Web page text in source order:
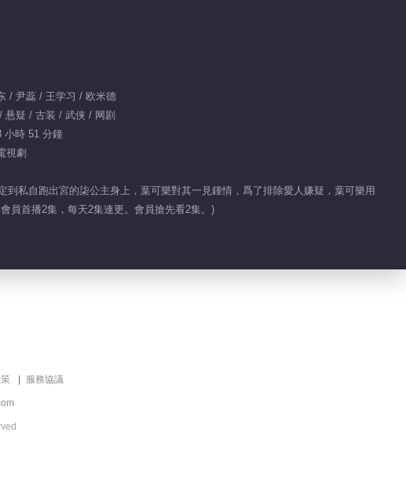
插曲
/ 尹蕊 / 王学习 / 欧米德
悬疑 / 古装 / 武侠 / 网剧
小時 51 分鐘
視劇
私自跑出宮的柒公主身上，葉可樂對其一見鍾情，爲了排除愛人嫌疑，葉可樂用
員首播2集，每天2集連更。會員搶先看2集。)
服務協議